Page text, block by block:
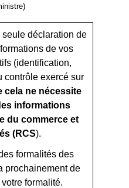
déclaration de
de vos
(identification,
contrôle exercé sur
cela ne nécessite
informations
du commerce et
(RCS).
formalités des
prochainement de
formalité.